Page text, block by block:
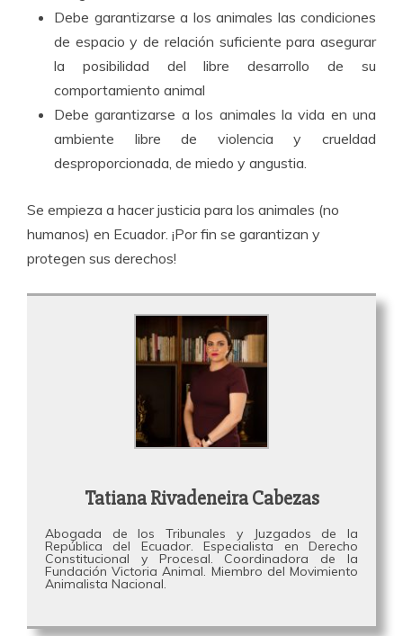
Debe garantizarse a los animales las condiciones
de espacio y de relación suficiente para asegurar
la posibilidad del libre desarrollo de su
comportamiento animal
Debe garantizarse a los animales la vida en una
ambiente libre de violencia y crueldad
desproporcionada, de miedo y angustia.
Se empieza a hacer justicia para los animales (no
humanos) en Ecuador. ¡Por fin se garantizan y
protegen sus derechos!
Tatiana Rivadeneira Cabezas
Abogada de los Tribunales y Juzgados de la
República del Ecuador. Especialista en Derecho
Constitucional y Procesal. Coordinadora de la
Fundación Victoria Animal. Miembro del Movimiento
Animalista Nacional.